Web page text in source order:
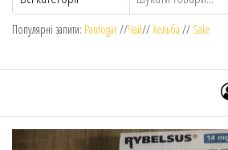
Популярні запити: Pantogar//Чай//Хельба // Sale